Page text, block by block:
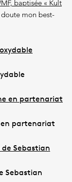
baptisée « Kult
doute mon best-
en partenariat
Sebastian